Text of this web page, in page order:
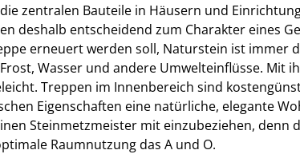
zentralen Bauteile in Häusern und
deshalb entscheidend zum Charakter eines
erneuert werden soll, Naturstein ist immer
Wasser und andere Umwelteinflüsse. Mit
Treppen im Innenbereich sind
Eigenschaften eine natürliche, elegante
Steinmetzmeister mit einzubeziehen, denn
Raumnutzung das A und O.